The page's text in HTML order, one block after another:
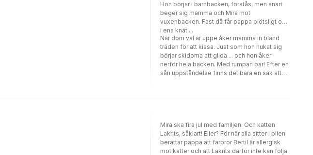
Hon börjar i barnbacken, förstås, men snart
beger sig mamma och Mira mot
vuxenbacken. Fast då får pappa plötsligt ont
i ena knät ...
När dom väl är uppe åker mamma in bland
träden för att kissa. Just som hon hukat sig
börjar skidorna att glida ... och hon åker
nerför hela backen. Med rumpan bar! Efter en
sån uppståndelse finns det bara en sak att
Mira ska fira jul med familjen. Och katten
Lakrits, såklart! Eller? För när alla sitter i bilen
berättar pappa att farbror Bertil är allergisk
mot katter och att Lakrits därför inte kan följa